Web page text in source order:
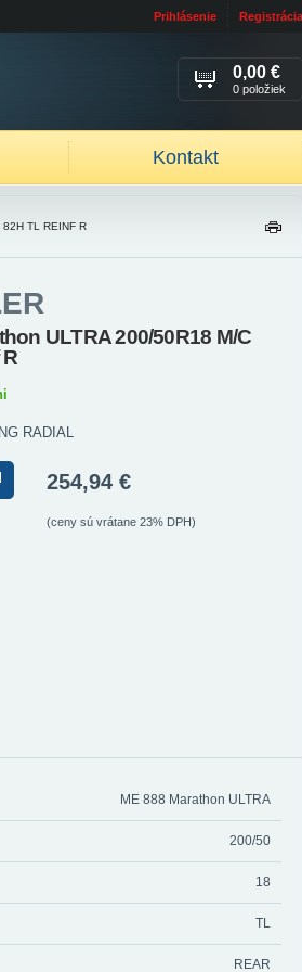
Prihlásenie Registrácia
Kontakt
0,00 €
0 položiek
82H TL REINF R
IŤ
ULTRA 200/50R18 M/C
RADIAL
254,94 €
(ceny sú vrátane 23% DPH)
ME 888 Marathon ULTRA
200/50
18
TL
REAR